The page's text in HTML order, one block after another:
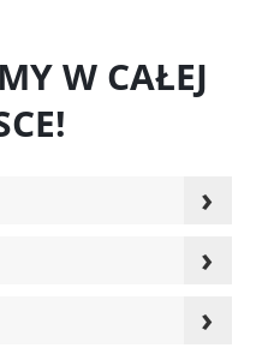
W CAŁEJ
›
›
›